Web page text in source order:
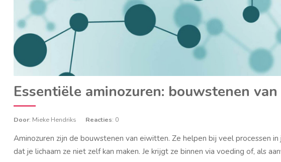
Essentiële aminozuren: bouwstenen
Door: Mieke Hendriks Reacties: 0
Aminozuren zijn de bouwstenen van eiwitten. Ze helpen bij veel processen
dat je lichaam ze niet zelf kan maken. Je krijgt ze binnen via voeding of, als